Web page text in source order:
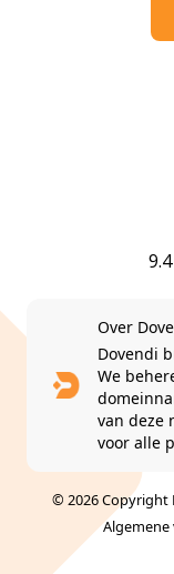
9.4
Over
Dovendi
We
van deze
voor alle
© 2026 Copyright